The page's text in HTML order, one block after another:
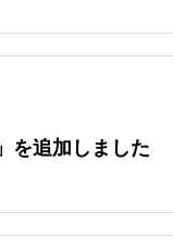
を追加しました